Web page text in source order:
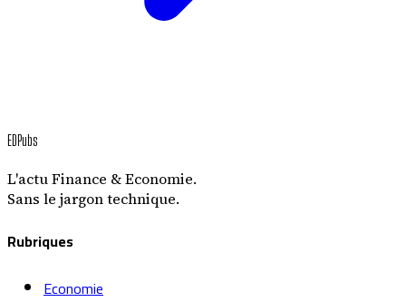
EDPubs
L'actu Finance & Economie.
Sans le jargon technique.
Rubriques
Economie